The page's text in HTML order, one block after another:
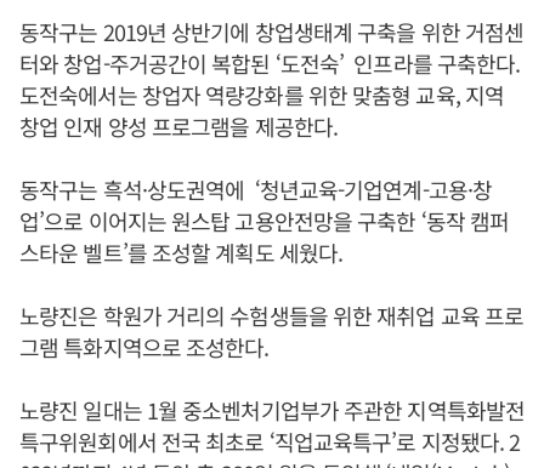
동작구는 2019년 상반기에 창업생태계 구축을 위한 거점센
터와 창업-주거공간이 복합된 ‘도전숙’ 인프라를 구축한다.
도전숙에서는 창업자 역량강화를 위한 맞춤형 교육, 지역
창업 인재 양성 프로그램을 제공한다.
동작구는 흑석·상도권역에 ‘청년교육-기업연계-고용·창
업’으로 이어지는 원스탑 고용안전망을 구축한 ‘동작 캠퍼
스타운 벨트’를 조성할 계획도 세웠다.
노량진은 학원가 거리의 수험생들을 위한 재취업 교육 프로
그램 특화지역으로 조성한다.
노량진 일대는 1월 중소벤처기업부가 주관한 지역특화발전
특구위원회에서 전국 최초로 ‘직업교육특구’로 지정됐다. 2